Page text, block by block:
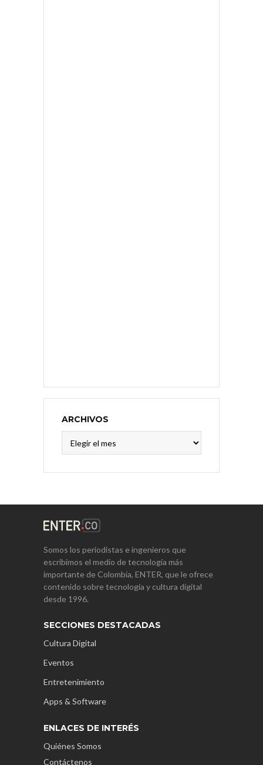
ARCHIVOS
Somos los periodistas e ingenieros que
escribimos el medio de tecnología más
importante de Colombia, ENTER, que le ofrece
contenido sobre tecnología y cultura digital
desde 1996.
SECCIONES DESTACADAS
Cultura Digital
Eventos
Entretenimiento
Apps & Software
ENLACES DE INTERÉS
Quiénes Somos
Contáctenos